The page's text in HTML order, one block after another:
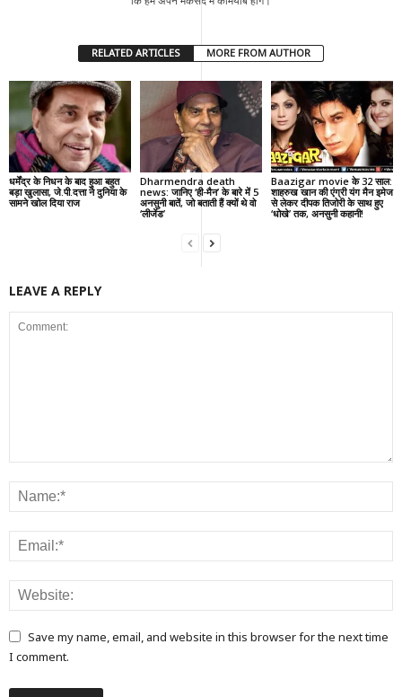
RELATED ARTICLES MORE FROM AUTHOR
धर्मेंद्र के निधन के बाद हुआ बहुत
बड़ा खुलासा, जे.पी.दत्ता ने दुनिया के
सामने खोल दिया राज
Dharmendra death
news: जानिए ‘ही-मैन’ के बारे में 5
अनसुनी बातें, जो बताती हैं क्यों थे वो
‘लीजेंड’
Baazigar movie के 32 साल:
शाहरुख खान की एंग्री यंग मैन इमेज
से लेकर दीपक तिजोरी के साथ हुए
‘धोखे’ तक, अनसुनी कहानी!
LEAVE A REPLY
Save my name, email, and website in this browser for the next time
I comment.